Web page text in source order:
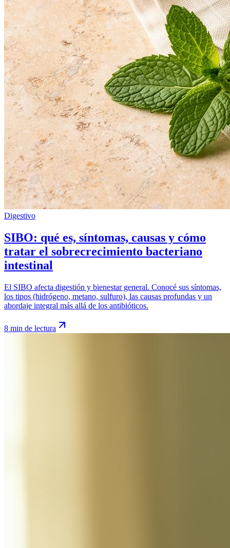
Digestivo
SIBO: qué es, síntomas, causas y cómo
tratar el sobrecrecimiento bacteriano
intestinal
El SIBO afecta digestión y bienestar general. Conocé sus síntomas,
los tipos (hidrógeno, metano, sulfuro), las causas profundas y un
abordaje integral más allá de los antibióticos.
8 min de lectura